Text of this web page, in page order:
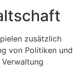
zusätzlich
von Politiken und